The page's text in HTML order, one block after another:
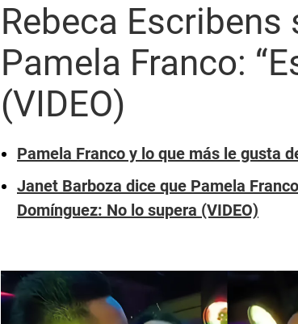
Rebeca
Pamela Franco:
(VIDEO)
Pamela Franco y lo que más le gusta
Janet Barboza dice que Pamela
Domínguez: No lo supera (VIDEO)